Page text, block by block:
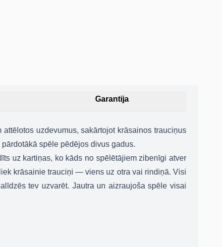
Garantija
uzdevumus, sakārtojot krāsainos trauciņus
spēle pēdējos divus gadus.
uz kartiņas, ko kāds no spēlētājiem zibenīgi atver
krāsainie trauciņi — viens uz otra vai rindiņā. Visi
tev uzvarēt. Jautra un aizraujoša spēle visai